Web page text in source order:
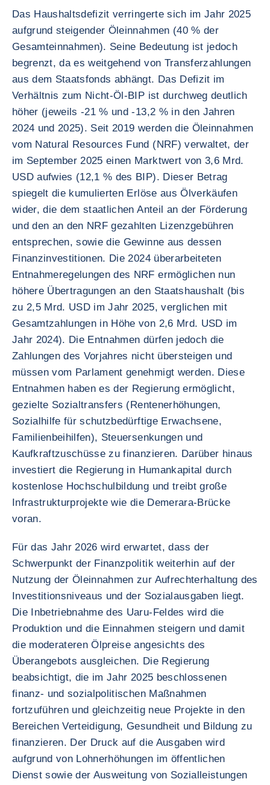
Das Haushaltsdefizit verringerte sich im Jahr 2025
aufgrund steigender Öleinnahmen (40 % der
Gesamteinnahmen). Seine Bedeutung ist jedoch
begrenzt, da es weitgehend von Transferzahlungen
aus dem Staatsfonds abhängt. Das Defizit im
Verhältnis zum Nicht-Öl-BIP ist durchweg deutlich
höher (jeweils -21 % und -13,2 % in den Jahren
2024 und 2025). Seit 2019 werden die Öleinnahmen
vom Natural Resources Fund (NRF) verwaltet, der
im September 2025 einen Marktwert von 3,6 Mrd.
USD aufwies (12,1 % des BIP). Dieser Betrag
spiegelt die kumulierten Erlöse aus Ölverkäufen
wider, die dem staatlichen Anteil an der Förderung
und den an den NRF gezahlten Lizenzgebühren
entsprechen, sowie die Gewinne aus dessen
Finanzinvestitionen. Die 2024 überarbeiteten
Entnahmeregelungen des NRF ermöglichen nun
höhere Übertragungen an den Staatshaushalt (bis
zu 2,5 Mrd. USD im Jahr 2025, verglichen mit
Gesamtzahlungen in Höhe von 2,6 Mrd. USD im
Jahr 2024). Die Entnahmen dürfen jedoch die
Zahlungen des Vorjahres nicht übersteigen und
müssen vom Parlament genehmigt werden. Diese
Entnahmen haben es der Regierung ermöglicht,
gezielte Sozialtransfers (Rentenerhöhungen,
Sozialhilfe für schutzbedürftige Erwachsene,
Familienbeihilfen), Steuersenkungen und
Kaufkraftzuschüsse zu finanzieren. Darüber hinaus
investiert die Regierung in Humankapital durch
kostenlose Hochschulbildung und treibt große
Infrastrukturprojekte wie die Demerara-Brücke
voran.
Für das Jahr 2026 wird erwartet, dass der
Schwerpunkt der Finanzpolitik weiterhin auf der
Nutzung der Öleinnahmen zur Aufrechterhaltung des
Investitionsniveaus und der Sozialausgaben liegt.
Die Inbetriebnahme des Uaru-Feldes wird die
Produktion und die Einnahmen steigern und damit
die moderateren Ölpreise angesichts des
Überangebots ausgleichen. Die Regierung
beabsichtigt, die im Jahr 2025 beschlossenen
finanz- und sozialpolitischen Maßnahmen
fortzuführen und gleichzeitig neue Projekte in den
Bereichen Verteidigung, Gesundheit und Bildung zu
finanzieren. Der Druck auf die Ausgaben wird
aufgrund von Lohnerhöhungen im öffentlichen
Dienst sowie der Ausweitung von Sozialleistungen